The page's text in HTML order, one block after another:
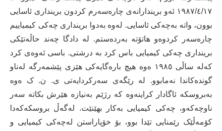
١٩٨٧/٤/١٧ ئەو بریندارانەی چارەسەرم کردون برینداری ئاسایی
بوون، واتە بەچەکی ئاسایی. لەوە بەدوا برینداری چەکی کیمیاییم
چارەسەر کردوەو ھاتۆتە بەردەستم. لە دادگا چەند حاڵەتێکی
برینداری چەکی کیمیایی باس کرد بە درشتی. باسی ئەوەی کرد
کەلە ساڵی ١٩٨٥ ەوە ھیچ بارەگایەکی ھێزی پێشمەرگە لەناو
گوندەکاندا نەمابوو. لە رێگەی سەرکردایەتی ی. ن. ک ەوە
بەبروسکە ئاگادار کراینەوە کە رژێم بەنیازە ھێرش بکاتە سەر
ناوچەکەو، چەکی کیمیایی بەکار بھێنێت. لەگەڵ بروسکەکەدا
کۆمەڵێک رێمنایی تێدا بوو، بۆ خۆپاراستن لەچەکی کیمیایی و